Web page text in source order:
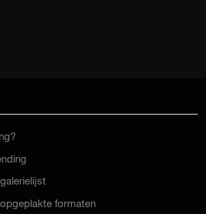
formaten